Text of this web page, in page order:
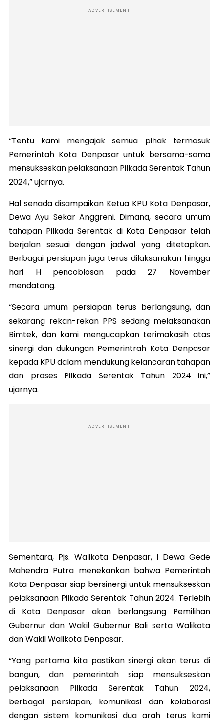
ADVERTISEMENT
“Tentu kami mengajak semua pihak termasuk
Pemerintah Kota Denpasar untuk bersama-sama
mensukseskan pelaksanaan Pilkada Serentak Tahun
2024,” ujarnya.
Hal senada disampaikan Ketua KPU Kota Denpasar,
Dewa Ayu Sekar Anggreni. Dimana, secara umum
tahapan Pilkada Serentak di Kota Denpasar telah
berjalan sesuai dengan jadwal yang ditetapkan.
Berbagai persiapan juga terus dilaksanakan hingga
hari H pencoblosan pada 27 November
mendatang.
“Secara umum persiapan terus berlangsung, dan
sekarang rekan-rekan PPS sedang melaksanakan
Bimtek, dan kami mengucapkan terimakasih atas
sinergi dan dukungan Pemerintrah Kota Denpasar
kepada KPU dalam mendukung kelancaran tahapan
dan proses Pilkada Serentak Tahun 2024 ini,”
ujarnya.
ADVERTISEMENT
Sementara, Pjs. Walikota Denpasar, I Dewa Gede
Mahendra Putra menekankan bahwa Pemerintah
Kota Denpasar siap bersinergi untuk mensukseskan
pelaksanaan Pilkada Serentak Tahun 2024. Terlebih
di Kota Denpasar akan berlangsung Pemilihan
Gubernur dan Wakil Gubernur Bali serta Walikota
dan Wakil Walikota Denpasar.
“Yang pertama kita pastikan sinergi akan terus di
bangun, dan pemerintah siap mensukseskan
pelaksanaan Pilkada Serentak Tahun 2024,
berbagai persiapan, komunikasi dan kolaborasi
dengan sistem komunikasi dua arah terus kami